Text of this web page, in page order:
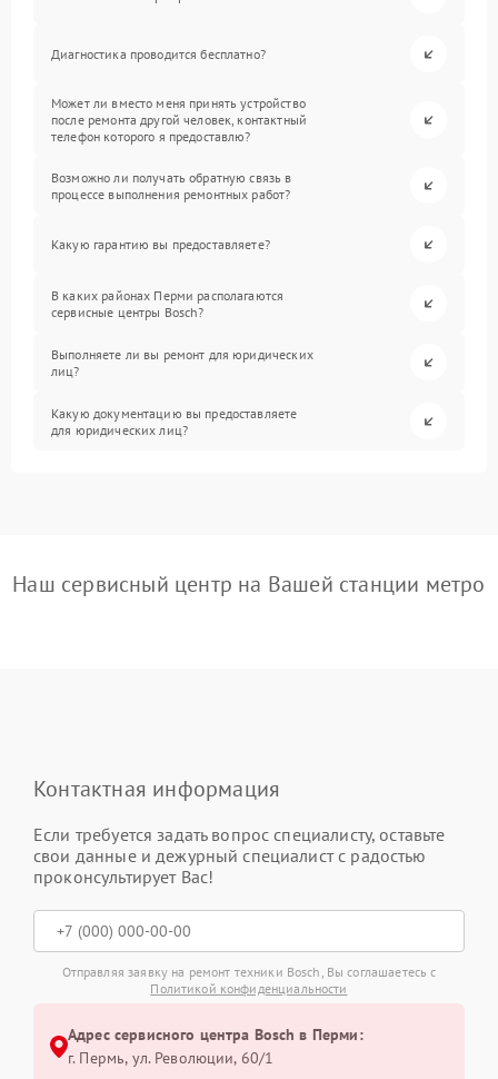
Диагностика проводится бесплатно?
Может ли вместо меня принять устройство
после ремонта другой человек, контактный
телефон которого я предоставлю?
Возможно ли получать обратную связь в
процессе выполнения ремонтных работ?
Какую гарантию вы предоставляете?
В каких районах Перми располагаются
сервисные центры Bosch?
Выполняете ли вы ремонт для юридических
лиц?
Какую документацию вы предоставляете
для юридических лиц?
Наш сервисный центр на Вашей станции метро
Контактная информация
Если требуется задать вопрос специалисту, оставьте
свои данные и дежурный специалист с радостью
проконсультирует Вас!
Отправляя заявку на ремонт техники Bosch, Вы соглашаетесь с
Политикой конфиденциальности
Адрес сервисного центра Bosch в Перми:
г. Пермь, ул. ​Революции, 60/1